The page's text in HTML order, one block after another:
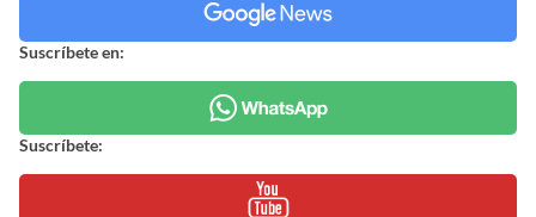
Suscríbete en:
Suscríbete: